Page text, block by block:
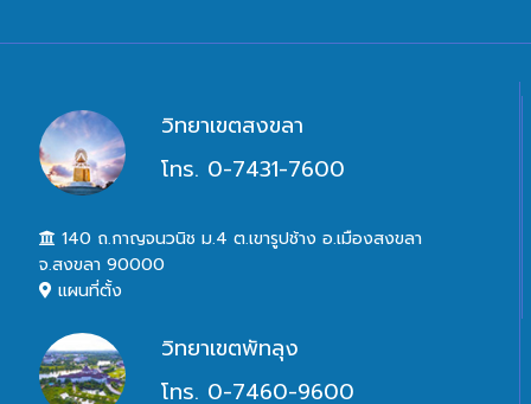
วิทยาเขตสงขลา
โทร. 0-7431-7600
140 ถ.กาญจนวนิช ม.4 ต.เขารูปช้าง อ.เมืองสงขลา
จ.สงขลา 90000
แผนที่ตั้ง
วิทยาเขตพัทลุง
โทร. 0-7460-9600